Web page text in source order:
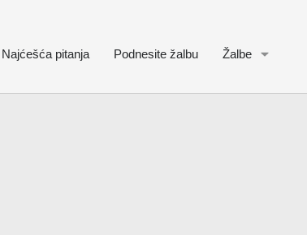
Najćešća pitanja Podnesite žalbu Žalbe